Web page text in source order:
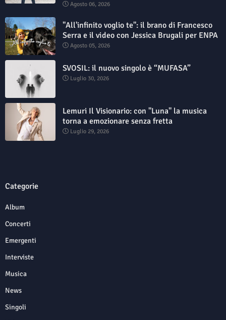
Agosto 06, 2026
"All'infinito voglio te": il brano di Francesco
Serra e il video con Jessica Brugali per ENPA
Agosto 05, 2026
SVOSIL: il nuovo singolo è “MUFASA”
Luglio 30, 2026
Lemuri Il Visionario: con "Luna" la musica
torna a emozionare senza fretta
Luglio 29, 2026
Categorie
Album
Concerti
Emergenti
Interviste
Musica
News
Singoli